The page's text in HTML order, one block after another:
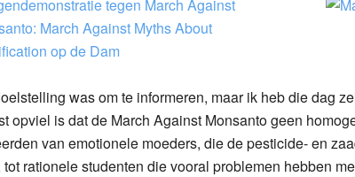
was om te informeren, maar ik heb die dag
opviel is dat de March Against Monsanto geen
van emotionele moeders, die de pesticide- en
tot rationele studenten die vooral problemen hebben